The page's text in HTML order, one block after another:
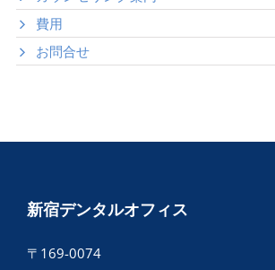
費用
お問合せ
新宿デンタルオフィス
〒169-0074